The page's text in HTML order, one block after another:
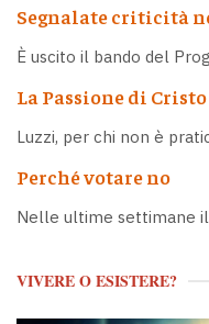
Segnalate criticità
È uscito il bando del
La Passione di
Luzzi, per chi non è
Perché votare no
Nelle ultime settimane
VIVERE O ESISTERE?